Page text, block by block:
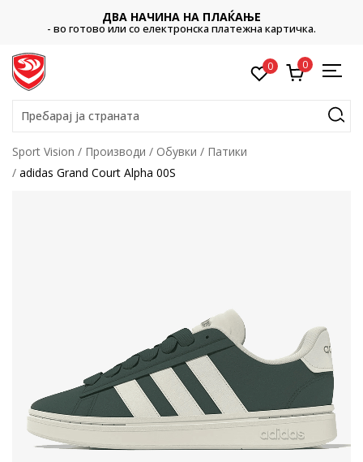
ДВА НАЧИНА НА ПЛАЌАЊЕ
- во готово или со електронска платежна картичка.
0 0
Пребарај ја страната
Sport Vision Производи Обувки
Патики
adidas Grand Court Alpha 00S